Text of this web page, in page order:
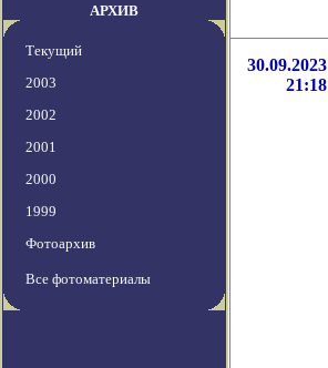
АРХИВ
Текущий
2003
2002
2001
2000
1999
Фотоархив
Все фотоматериалы
30.09.2023
21:18